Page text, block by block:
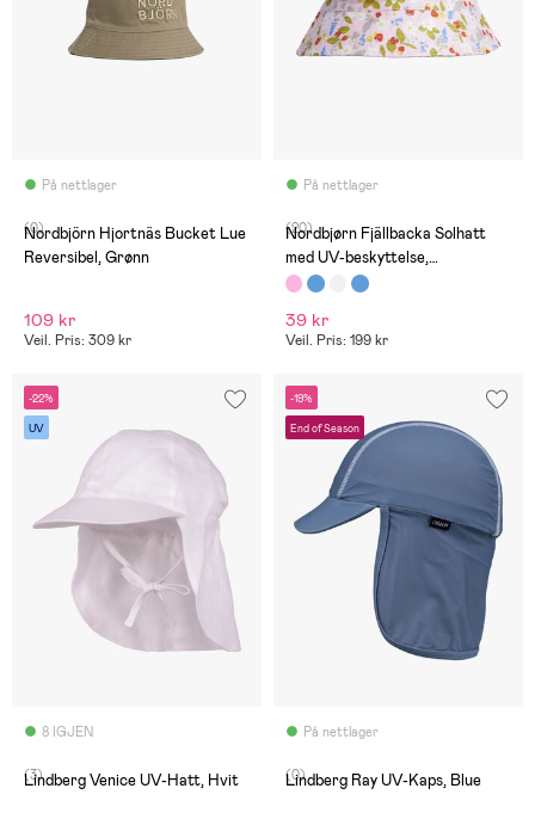
På nettlager
(0)
Nordbjörn Hjortnäs Bucket Lue
Reversibel, Grønn
109 kr
Veil. Pris: 309 kr
På nettlager
(20)
Nordbjørn Fjällbacka Solhatt
med UV-beskyttelse,
Strawberry Pink
39 kr
Veil. Pris: 199 kr
-22%
UV
8 IGJEN
(3)
Lindberg Venice UV-Hatt, Hvit
-19%
End of Season
På nettlager
(0)
Lindberg Ray UV-Kaps, Blue